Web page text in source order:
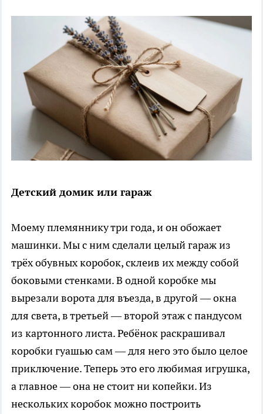
Детский домик или гараж
Моему племяннику три года, и он обожает
машинки. Мы с ним сделали целый гараж из
трёх обувных коробок, склеив их между собой
боковыми стенками. В одной коробке мы
вырезали ворота для въезда, в другой — окна
для света, в третьей — второй этаж с пандусом
из картонного листа. Ребёнок раскрашивал
коробки гуашью сам — для него это было целое
приключение. Теперь это его любимая игрушка,
а главное — она не стоит ни копейки. Из
нескольких коробок можно построить